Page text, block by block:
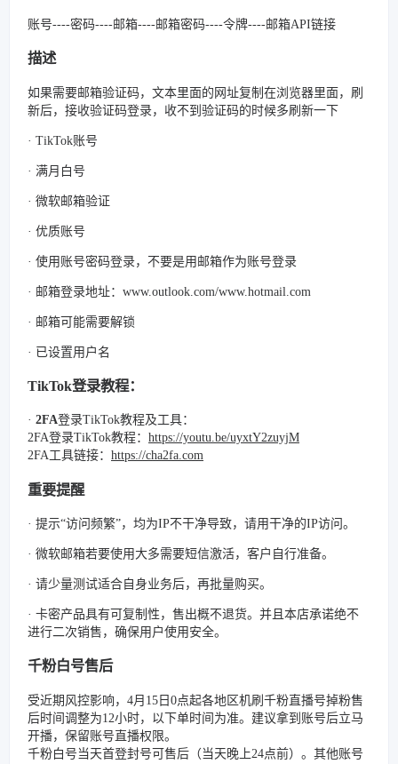
账号----密码----邮箱----邮箱密码----令牌----邮箱API链接
描述
如果需要邮箱验证码，文本里面的网址复制在浏览器里面，刷
新后，接收验证码登录，收不到验证码的时候多刷新一下
· TikTok账号
· 满月白号
· 微软邮箱验证
· 优质账号
· 使用账号密码登录，不要是用邮箱作为账号登录
· 邮箱登录地址：www.outlook.com/www.hotmail.com
· 邮箱可能需要解锁
· 已设置用户名
TikTok登录教程：
· 2FA登录TikTok教程及工具：
2FA登录TikTok教程： https://youtu.be/uyxtY2zuyjM
2FA工具链接： https://cha2fa.com
重要提醒
· 提示“访问频繁”，均为IP不干净导致，请用干净的IP访问。
· 微软邮箱若要使用大多需要短信激活，客户自行准备。
· 请少量测试适合自身业务后，再批量购买。
· 卡密产品具有可复制性，售出概不退货。并且本店承诺绝不
进行二次销售，确保用户使用安全。
千粉白号售后
受近期风控影响，4月15日0点起各地区机刷千粉直播号掉粉售
后时间调整为12小时，以下单时间为准。建议拿到账号后立马
开播，保留账号直播权限。
千粉白号当天首登封号可售后（当天晚上24点前）。其他账号